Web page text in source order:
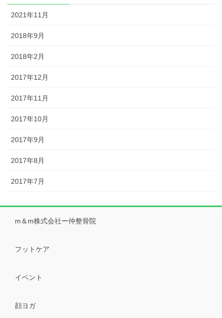
2021年11月
2018年9月
2018年2月
2017年12月
2017年11月
2017年10月
2017年9月
2017年8月
2017年7月
m＆m株式会社ー仲整骨院
フットケア
イベント
顔ヨガ